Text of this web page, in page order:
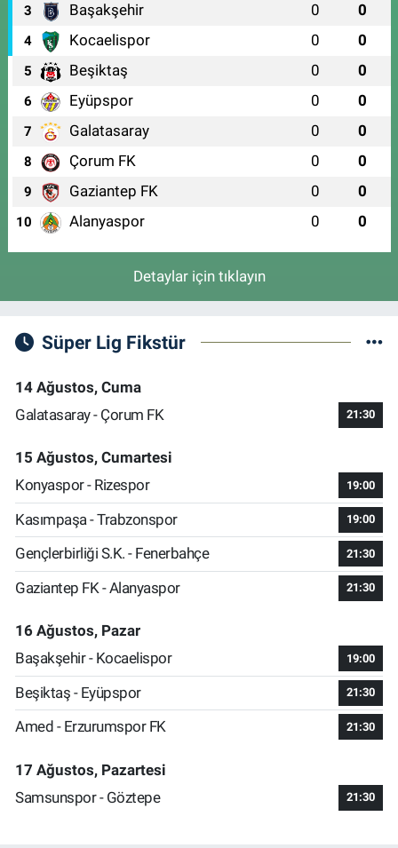
3 Başakşehir 0 0
4 Kocaelispor 0 0
5 Beşiktaş 0 0
6 Eyüpspor 0 0
7 Galatasaray 0 0
8 Çorum FK 0 0
9 Gaziantep FK 0 0
10 Alanyaspor 0 0
Detaylar için tıklayın
Süper Lig Fikstür
14 Ağustos, Cuma
Galatasaray - Çorum FK
21:30
15 Ağustos, Cumartesi
Konyaspor - Rizespor
19:00
Kasımpaşa - Trabzonspor 19:00
Gençlerbirliği S.K. - Fenerbahçe 21:30
Gaziantep FK - Alanyaspor 21:30
16 Ağustos, Pazar
Başakşehir - Kocaelispor
19:00
Beşiktaş - Eyüpspor 21:30
Amed - Erzurumspor FK 21:30
17 Ağustos, Pazartesi
Samsunspor - Göztepe
21:30